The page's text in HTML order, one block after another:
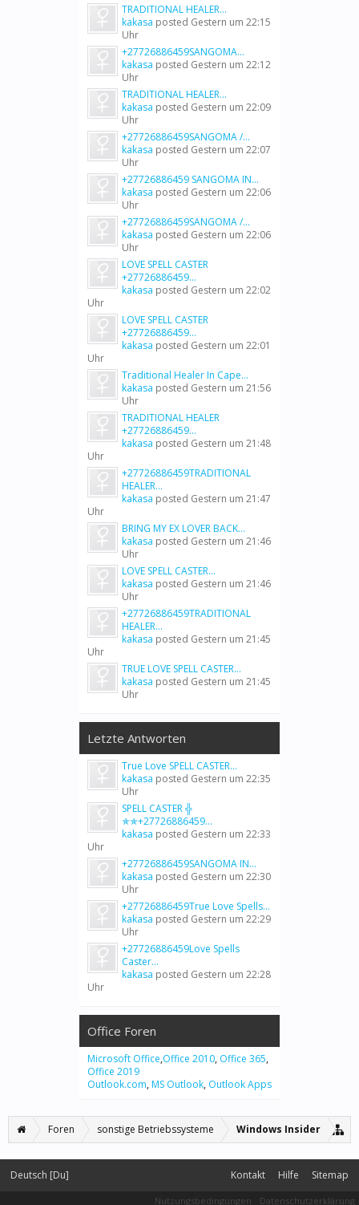
TRADITIONAL HEALER...
kakasa posted Gestern um 22:15
Uhr
+27726886459SANGOMA...
kakasa posted Gestern um 22:12
Uhr
TRADITIONAL HEALER...
kakasa posted Gestern um 22:09
Uhr
+27726886459SANGOMA /...
kakasa posted Gestern um 22:07
Uhr
+27726886459 SANGOMA IN...
kakasa posted Gestern um 22:06
Uhr
+27726886459SANGOMA /...
kakasa posted Gestern um 22:06
Uhr
LOVE SPELL CASTER
+27726886459...
kakasa posted Gestern um 22:02
Uhr
LOVE SPELL CASTER
+27726886459...
kakasa posted Gestern um 22:01
Uhr
Traditional Healer In Cape...
kakasa posted Gestern um 21:56
Uhr
TRADITIONAL HEALER
+27726886459...
kakasa posted Gestern um 21:48
Uhr
+27726886459TRADITIONAL
HEALER...
kakasa posted Gestern um 21:47
Uhr
BRING MY EX LOVER BACK...
kakasa posted Gestern um 21:46
Uhr
LOVE SPELL CASTER...
kakasa posted Gestern um 21:46
Uhr
+27726886459TRADITIONAL
HEALER...
kakasa posted Gestern um 21:45
Uhr
TRUE LOVE SPELL CASTER...
kakasa posted Gestern um 21:45
Uhr
Letzte Antworten
True Love SPELL CASTER...
kakasa posted Gestern um 22:35
Uhr
SPELL CASTER ╬
✯✯+27726886459...
kakasa posted Gestern um 22:33
Uhr
+27726886459SANGOMA IN...
kakasa posted Gestern um 22:30
Uhr
+27726886459True Love Spells...
kakasa posted Gestern um 22:29
Uhr
+27726886459Love Spells
Caster...
kakasa posted Gestern um 22:28
Uhr
Office Foren
Microsoft Office,Office 2010, Office 365,
Office 2019
Outlook.com, MS Outlook, Outlook Apps
Foren sonstige Betriebssysteme Windows Insider
Deutsch [Du] Kontakt Hilfe Sitemap
Nutzungsbedingungen Datenschutzerklärung